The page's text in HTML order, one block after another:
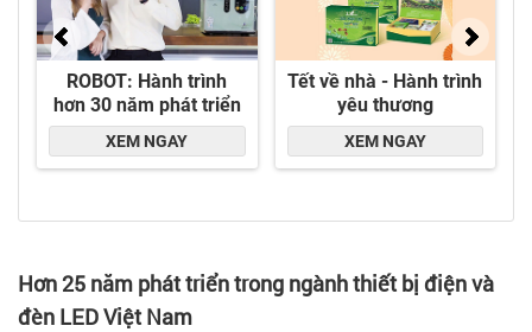
Hơn 25 năm phát triển trong ngành thiết bị điện và
đèn LED Việt Nam